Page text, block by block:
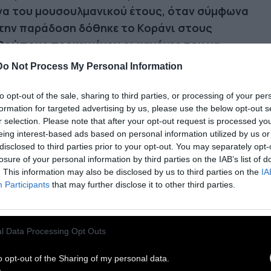
Not Process My Personal Information
opt-out of the sale, sharing to third parties, or processing of your
for targeted advertising by us, please use the below opt-out
selection. Please note that after your opt-out request is processed
interest-based ads based on personal information utilized by us
to third parties prior to your opt-out. You may separately
of your personal information by third parties on the IAB’s list of
This information may also be disclosed by us to third parties on the
Participants that may further disclose it to other third parties.
Data Processing Opt Outs
opt-out of the Sharing of my personal data.
του μουσουλμανικού έτους, όταν σύμφωνα
παράδοση δόθηκε το Κοράνι στους
προκειμένου οι κανόνες του να
άξονας ζωής για τους πιστούς.
αραβική ρίζα αλ-ραμάντ (που σημαίνει
τη ζέστη ή την ξηρασία) και αποτελεί
από τους πέντε πυλώνες του Ισλάμ μαζί με την
την Προσευχή, την Ελεημοσύνη και το Ιερό
Χατζ.
οι Μουσουλμάνοι απέχουν σχεδόν από τα
κατά τη διάρκεια της ημέρας. Από το πρωί
και δεν κάνουν σεξ, ώστε να πετύχουν